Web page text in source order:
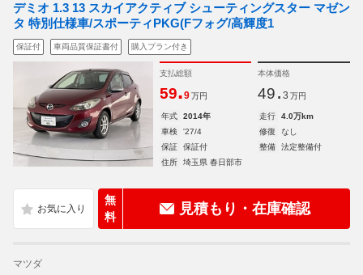
デミオ 1.3 13 スカイアクティブ シューティングスター マゼン
タ 特別仕様車/スポーティPKG(Fフォグ/高輝度1
保証付 車両品質保証書付 購入プラン付き
支払総額
59.9 万円
本体価格
49. 3 万円
年式 2014年 走行
4.0万km
車検
'27/4 修復
なし
保証
保証付 整備
法定整備付
住所
埼玉県 春日部市
無
料
見積もり・在庫確認
マツダ